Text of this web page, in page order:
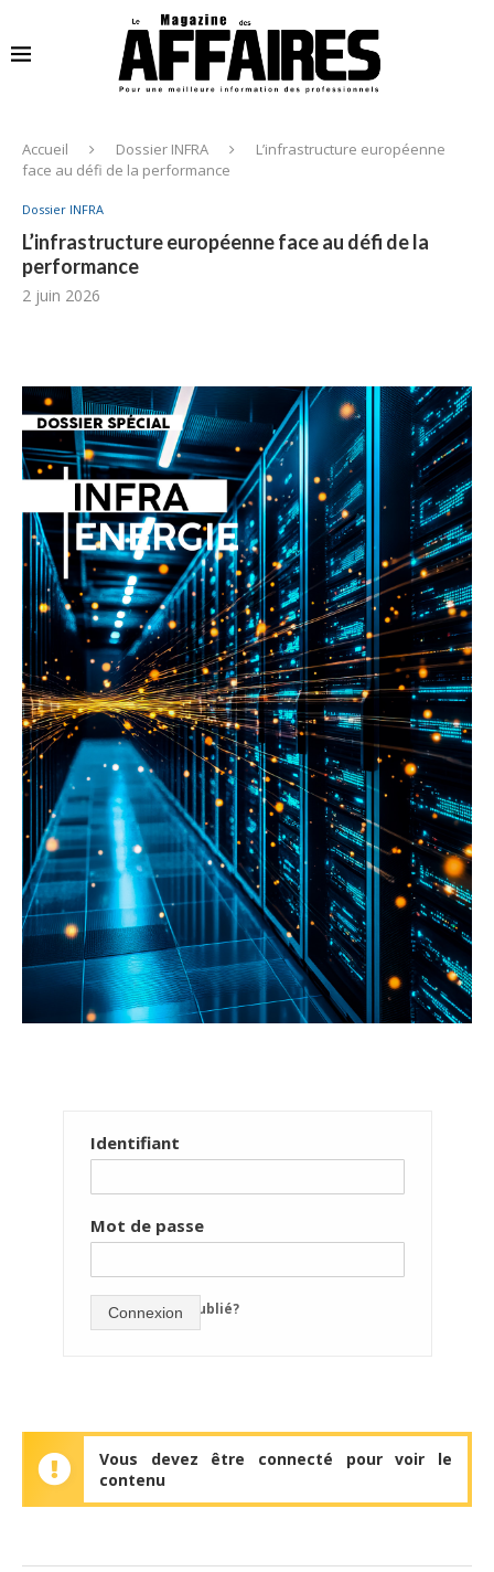
Accueil Dossier INFRA
L’infrastructure européenne
face au défi de la performance
Dossier INFRA
L’infrastructure européenne face au défi de la
performance
2 juin 2026
Identifiant
Mot de passe
mot de passe oublié?
Connexion
Vous devez être connecté pour voir le
contenu